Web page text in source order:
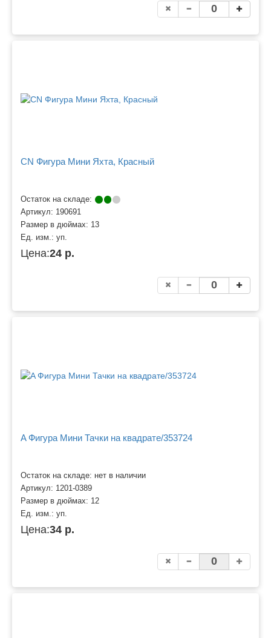
CN Фигура Мини Яхта, Красный
Остаток на складе:
Артикул: 190691
Размер в дюймах: 13
Ед. изм.: уп.
Цена:24 р.
A Фигура Мини Тачки на квадрате/353724
Остаток на складе: нет в наличии
Артикул: 1201-0389
Размер в дюймах: 12
Ед. изм.: уп.
Цена:34 р.